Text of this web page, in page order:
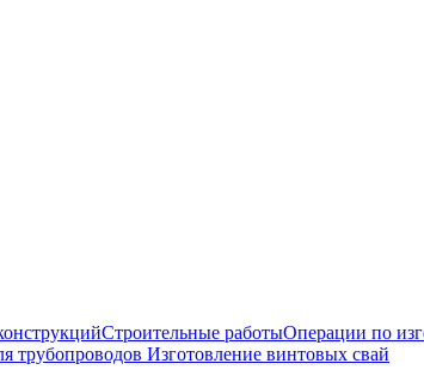
Строительные работыОперации по
трубопроводов Изготовление винтовых свай